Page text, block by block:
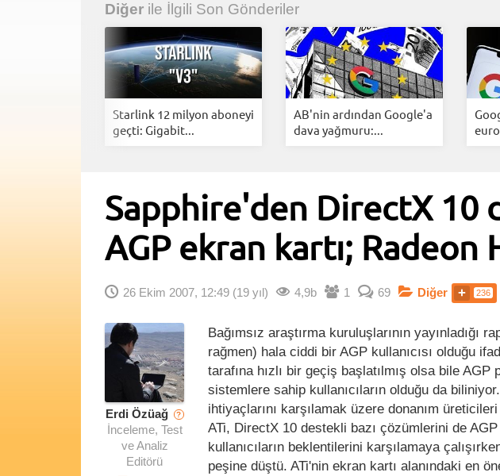
İnstagram Dondurma
Diğer ile İlgili Son Gönderiler
Starlink 12 milyon aboneyi
geçti: Gigabit...
AB'nin ardından Google'a
dava yağmuru:...
Sapphire'den DirectX 10
AGP ekran kartı; Radeon
26 Ekim 2007, 12:49 (19 yıl) 4,9b 1 69 Diğer 236
Erdi Özüağ ?
İnceleme, Test
ve Analiz
Editörü
Bağımsız araştırma kuruluşlarının
rağmen) hala ciddi bir AGP kullanıcısı olduğu
tarafına hızlı bir geçiş başlatılmış olsa bile
sistemlere sahip kullanıcıların olduğu da
ihtiyaçlarını karşılamak üzere donanım
ATi, DirectX 10 destekli bazı çözümlerini de
kullanıcıların beklentilerini karşılamaya
peşine düştü. ATi'nin ekran kartı alanındaki en